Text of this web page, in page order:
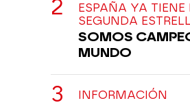
ESPAÑA YA TIENE
SEGUNDA
SOMOS
MUNDO
INFORMACIÓN